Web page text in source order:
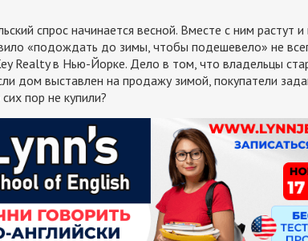
спрос начинается весной. Вместе с ним растут
«подождать до зимы, чтобы подешевело» не
Realty в Нью-Йорке. Дело в том, что владельцы
дом выставлен на продажу зимой, покупатели
пор не купили?